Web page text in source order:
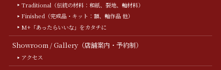
Traditional（伝統の材料：和紙、裂地、軸材料）
Finished（完成品・キット：額、軸作品 他）
M+「あったらいいな」をカタチに
Showroom / Gallery（店舗案内・予約制）
アクセス